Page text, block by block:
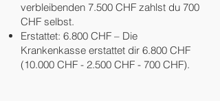
verbleibenden 7.500 CHF zahlst du 700
CHF selbst.
Erstattet: 6.800 CHF – Die
Krankenkasse erstattet dir 6.800 CHF
(10.000 CHF - 2.500 CHF - 700 CHF).